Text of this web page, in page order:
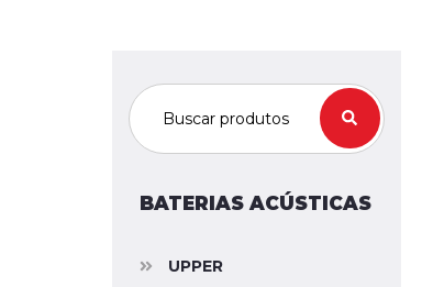
BATERIAS ACÚSTICAS
UPPER